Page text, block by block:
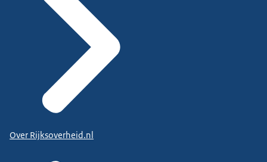
Over Rijksoverheid.nl